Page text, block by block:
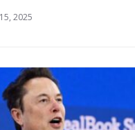
2025